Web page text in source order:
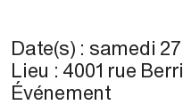
Date(s) : samedi
Lieu : 4001 rue Berri
Événement